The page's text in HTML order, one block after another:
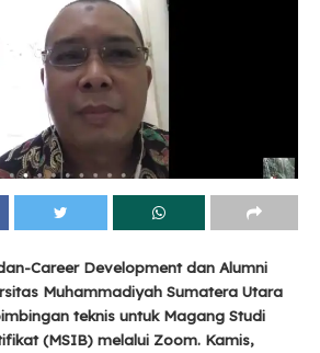
Career Development dan Alumni
Muhammadiyah Sumatera Utara
teknis untuk Magang Studi
(MSIB) melalui Zoom. Kamis,